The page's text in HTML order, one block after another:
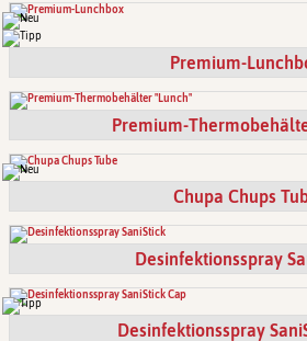
Premium-
Premium-
Chupa Chups
Desinfektionsspray
Desinfektionsspray